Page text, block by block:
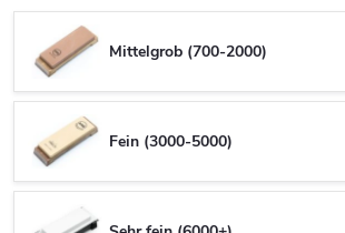
Mittelgrob (700-2000)
Fein (3000-5000)